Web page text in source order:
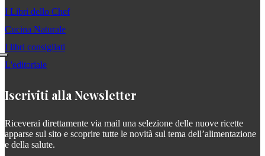
I Libri dello Chef
Cucina Naturale
I libri consigliati
L'editoriale
Iscriviti alla Newsletter
Riceverai direttamente via mail una selezione delle nuove ricette
apparse sul sito e scoprire tutte le novità sul tema dell’alimentazione
e della salute.